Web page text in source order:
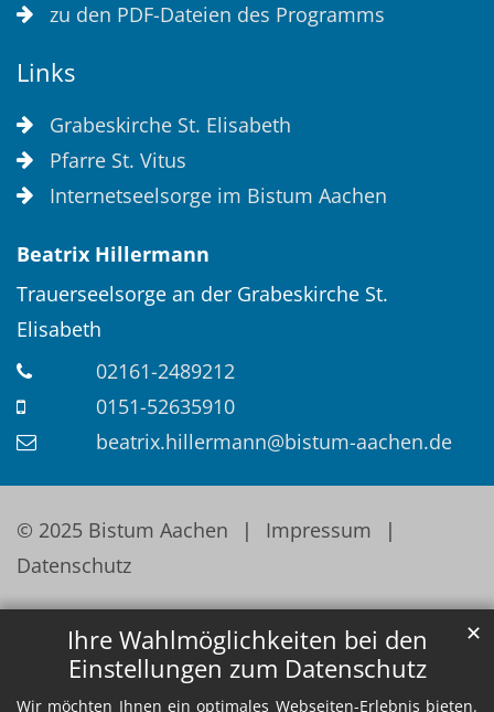
Ihre Wahlmöglichkeiten bei den
Einstellungen zum Datenschutz
Wir möchten Ihnen ein optimales Webseiten-Erlebnis bieten.
✕
zu den PDF-Dateien des Programms
Links
Grabeskirche St. Elisabeth
Pfarre St. Vitus
Internetseelsorge im Bistum Aachen
Beatrix Hillermann
Trauerseelsorge an der Grabeskirche St.
Elisabeth
02161-2489212
0151-52635910
beatrix.hillermann@bistum-aachen.de
© 2025 Bistum Aachen
Impressum
Datenschutz